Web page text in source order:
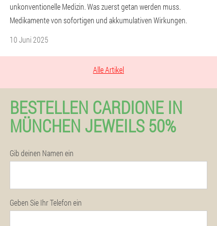
unkonventionelle Medizin. Was zuerst getan werden muss.
Medikamente von sofortigen und akkumulativen Wirkungen.
10 Juni 2025
Alle Artikel
BESTELLEN CARDIONE IN
MÜNCHEN JEWEILS 50%
Gib deinen Namen ein
Geben Sie Ihr Telefon ein